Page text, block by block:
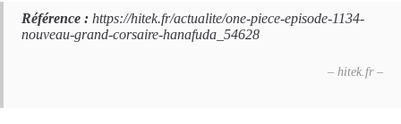
Référence : https://hitek.fr/actualite/one-piece-episode-1134-
nouveau-grand-corsaire-hanafuda_54628
– hitek.fr –